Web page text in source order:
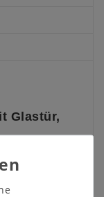
Glastür,
bianco